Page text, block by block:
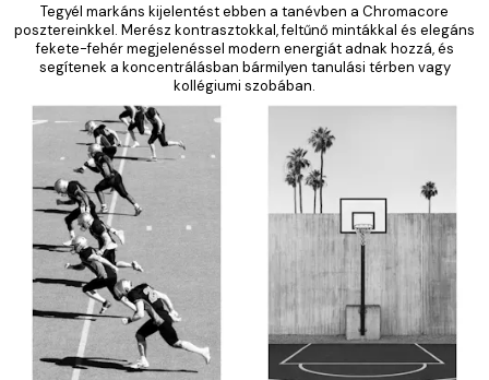
Tegyél markáns kijelentést ebben a tanévben a Chromacore
posztereinkkel. Merész kontrasztokkal, feltűnő mintákkal és elegáns
fekete-fehér megjelenéssel modern energiát adnak hozzá, és
segítenek a koncentrálásban bármilyen tanulási térben vagy
kollégiumi szobában.